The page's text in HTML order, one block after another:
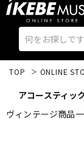
TOP ONLINE
アコースティッ
ヴィンテージ商品一